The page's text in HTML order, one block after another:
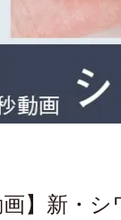
画】新・